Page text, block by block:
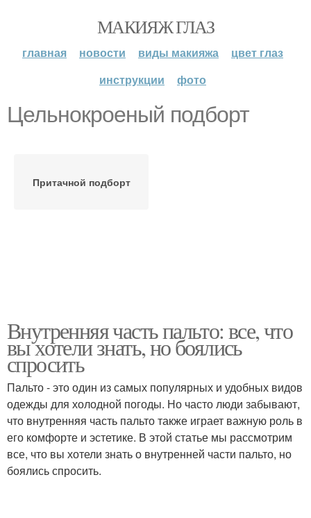
МАКИЯЖ ГЛАЗ
главная новости виды макияжа
цвет глаз
инструкции
фото
Цельнокроеный подборт
Притачной подборт
Внутренняя часть пальто: все, что
вы хотели знать, но боялись
спросить
Пальто - это один из самых популярных и удобных видов
одежды для холодной погоды. Но часто люди забывают,
что внутренняя часть пальто также играет важную роль в
его комфорте и эстетике. В этой статье мы рассмотрим
все, что вы хотели знать о внутренней части пальто, но
боялись спросить.